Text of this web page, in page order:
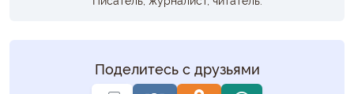
Поделитесь с друзьями